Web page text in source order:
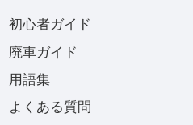
初心者ガイド
廃車ガイド
用語集
よくある質問